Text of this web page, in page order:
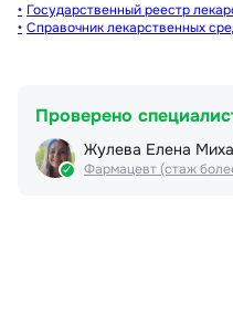
Государственный реестр
Справочник лекарственных
Проверено
Жулева Елена
Фармацевт (стаж